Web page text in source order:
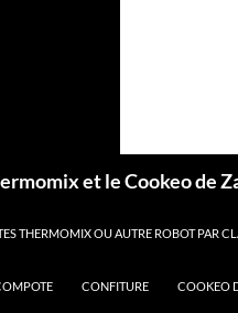
et le Cookeo de
THERMOMIX OU AUTRE ROBOT PAR
CONFITURE COOKEO